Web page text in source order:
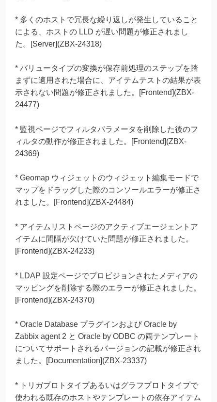
* 多くのホストで冗長な繰り返しが発生していること
による、ホストの LLD が遅い問題が修正されまし
た。[Server](ZBX-24318)
* バリュータイプの変換が保存前処理のステップを踏
まずに適用された場合に、アイテムテストの結果が表
示されない問題が修正されました。[Frontend](ZBX-
24477)
* 監視ページでフィルタパラメータを削除した後のフ
ィルタの動作が修正されました。[Frontend](ZBX-
24369)
* Geomap ウィジェットのウィジェット編集モードで
マップをドラッグした際のコンソールエラーが修正さ
れました。[Frontend](ZBX-24484)
* アイテムリストページのアクティブエージェントア
イテムに間隔が欠けていた問題が修正されました。
[Frontend](ZBX-24233)
* LDAP 設定ページでプロビジョンされたメディアの
マッピングを削除する際のエラーが修正されました。
[Frontend](ZBX-24370)
* Oracle Database プラグインおよび Oracle by
Zabbix agent 2 と Oracle by ODBC の両テンプレート
についてサポートされるバージョンの記載が修正され
ました。[Documentation](ZBX-23337)
* トリガプロトタイプあるいはグラフプロトタイプで
使われる既存のホストやテンプレートの依存アイテム